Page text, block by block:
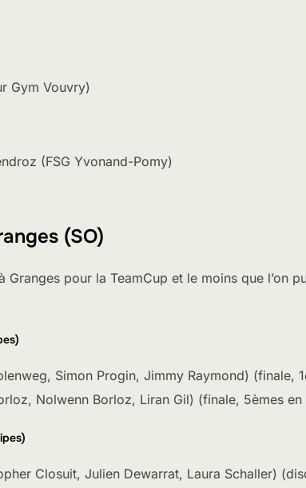
Gym Vouvry)
(FSG Yvonand-Pomy)
(SO)
pour la TeamCup et le moins que l’on
Simon Progin, Jimmy Raymond) (finale,
Nolwenn Borloz, Liran Gil) (finale, 5èmes en
Closuit, Julien Dewarrat, Laura Schaller)